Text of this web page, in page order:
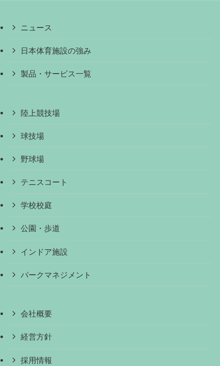
ニュース
日本体育施設の強み
製品・サービス一覧
陸上競技場
球技場
野球場
テニスコート
学校校庭
公園・歩道
インドア施設
パークマネジメント
会社概要
経営方針
採用情報